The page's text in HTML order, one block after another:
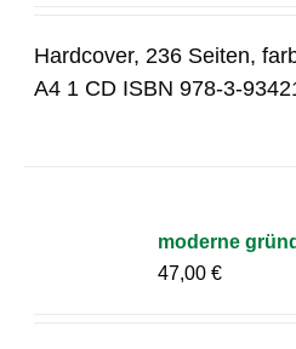
Hardcover, 236 Seiten,
A4 1 CD ISBN 978-3-
moderne
47,00€